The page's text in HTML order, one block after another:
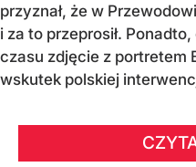
przyznał, że w
i za to przeprosił.
czasu zdjęcie z portretem
wskutek polskiej